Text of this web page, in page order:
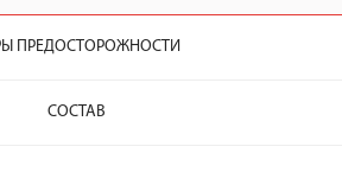
ПРЕДОСТОРОЖНОСТИ
СОСТАВ